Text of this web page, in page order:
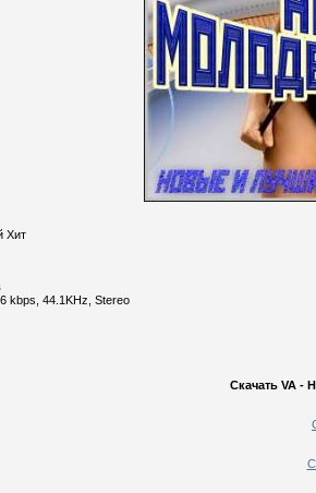
Хит
kbps, 44.1KHz, Stereo
Скачать VA -